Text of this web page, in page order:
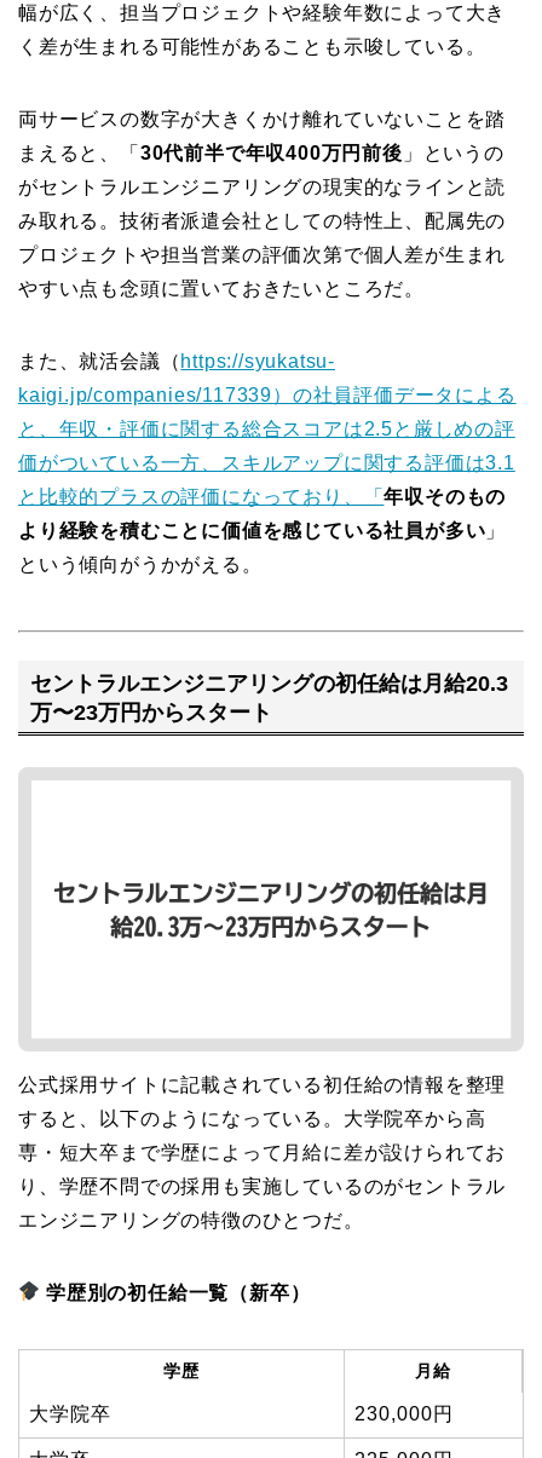
幅が広く、担当プロジェクトや経験年数によって大き
く差が生まれる可能性があることも示唆している。
両サービスの数字が大きくかけ離れていないことを踏
まえると、「 30代前半で年収400万円前後 」というの
がセントラルエンジニアリングの現実的なラインと読
み取れる。技術者派遣会社としての特性上、配属先の
プロジェクトや担当営業の評価次第で個人差が生まれ
やすい点も念頭に置いておきたいところだ。
また、就活会議（ https://syukatsu-
kaigi.jp/companies/117339）の社員評価データによる
と、年収・評価に関する総合スコアは2.5と厳しめの評
価がついている一方、スキルアップに関する評価は3.1
と比較的プラスの評価になっており、「年収そのもの
より経験を積むことに価値を感じている社員が多い 」
という傾向がうかがえる。
セントラルエンジニアリングの初任給は月給20.3
万〜23万円からスタート
公式採用サイトに記載されている初任給の情報を整理
すると、以下のようになっている。大学院卒から高
専・短大卒まで学歴によって月給に差が設けられてお
り、学歴不問での採用も実施しているのがセントラル
エンジニアリングの特徴のひとつだ。
学歴別の初任給一覧（新卒）
学歴 月給
大学院卒 230,000円